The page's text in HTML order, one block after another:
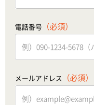
電話番号 （必須）
メールアドレス （必須）